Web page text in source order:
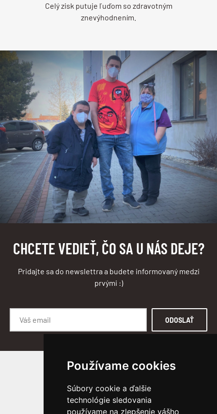
Používame cookies
Súbory cookie a ďalšie
technológie sledovania
používame na zlepšenie vášho
Celý zisk putuje ľuďom so zdravotným
znevýhodnením.
CHCETE VEDIEŤ, ČO SA U NÁS DEJE?
Pridajte sa do newslettra a budete informovaný medzi
prvými :)
ODOSLAŤ